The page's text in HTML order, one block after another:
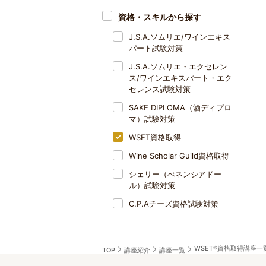
資格・スキルから探す
J.S.A.ソムリエ/ワインエキス
パート試験対策
J.S.A.ソムリエ・エクセレン
ス/ワインエキスパート・エク
セレンス試験対策
SAKE DIPLOMA（酒ディプロ
マ）試験対策
WSET資格取得
Wine Scholar Guild資格取得
シェリー（べネンシアドー
ル）試験対策
C.P.Aチーズ資格試験対策
TOP 講座紹介 講座一覧 WSET®資格取得講座一